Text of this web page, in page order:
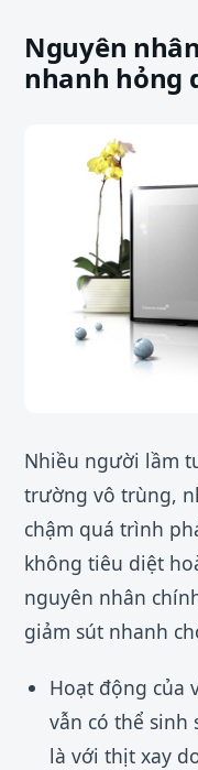
Nguyên
nhanh hỏng
Nhiều người lầm
trường vô trùng,
chậm quá trình
không tiêu diệt
nguyên nhân
giảm sút nhanh
Hoạt động của
vẫn có thể sinh
là với thịt xay